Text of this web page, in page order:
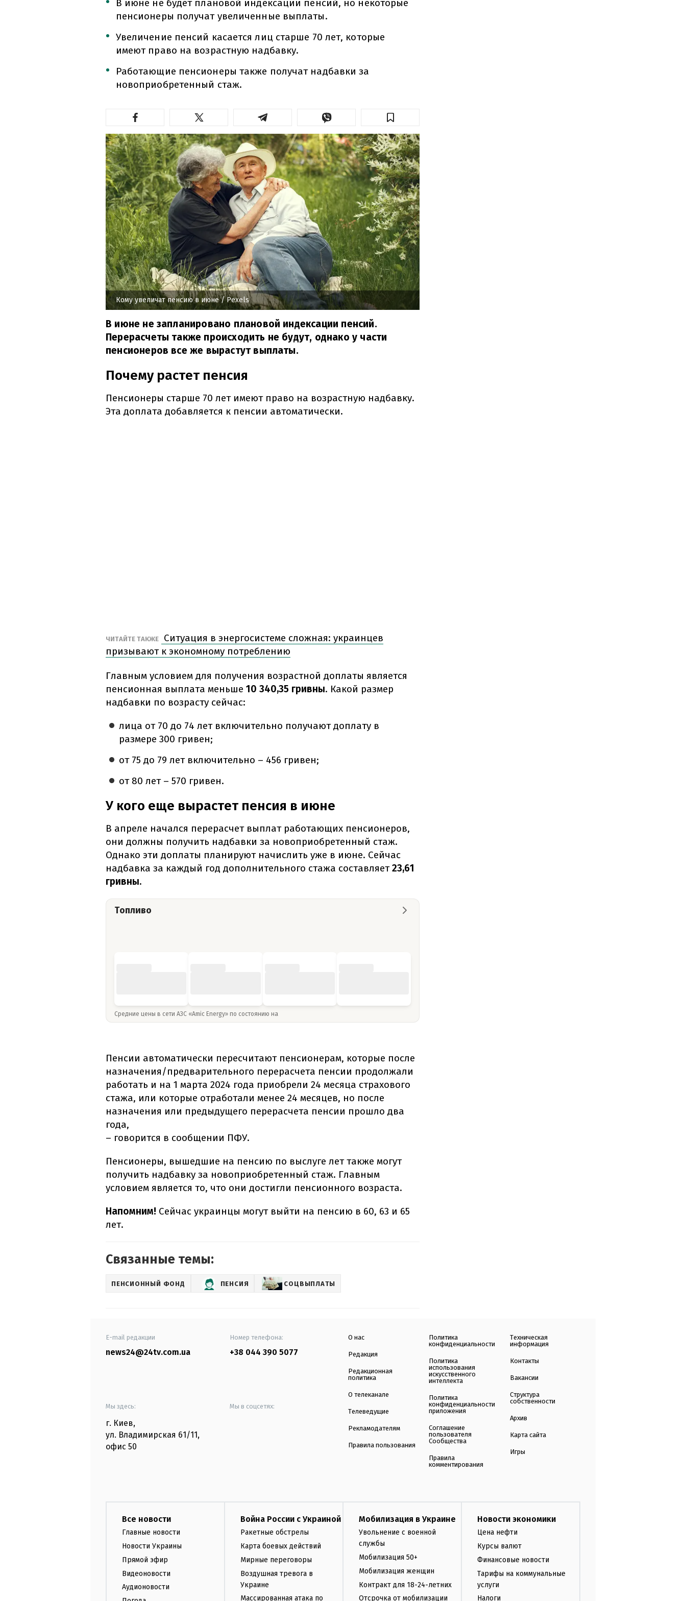
В июне не будет плановой индексации пенсий, но некоторые
пенсионеры получат увеличенные выплаты.
Увеличение пенсий касается лиц старше 70 лет, которые
имеют право на возрастную надбавку.
Работающие пенсионеры также получат надбавки за
новоприобретенный стаж.
Кому увеличат пенсию в июне/ Pexels
В июне не запланировано плановой индексации пенсий.
Перерасчеты также происходить не будут, однако у части
пенсионеров все же вырастут выплаты.
Почему растет пенсия
Пенсионеры старше 70 лет имеют право на возрастную надбавку.
Эта доплата добавляется к пенсии автоматически.
ЧИТАЙТЕ ТАКЖЕ
Ситуация в энергосистеме сложная: украинцев
призывают к экономному потреблению
Главным условием для получения возрастной доплаты является
пенсионная выплата меньше 10 340,35 гривны. Какой размер
надбавки по возрасту сейчас:
лица от 70 до 74 лет включительно получают доплату в
размере 300 гривен;
от 75 до 79 лет включительно – 456 гривен;
от 80 лет – 570 гривен.
У кого еще вырастет пенсия в июне
В апреле начался перерасчет выплат работающих пенсионеров,
они должны получить надбавки за новоприобретенный стаж.
Однако эти доплаты планируют начислить уже в июне. Сейчас
надбавка за каждый год дополнительного стажа составляет23,61
гривны.
Топливо
Средние цены в сети АЗС «Amic Energy» по состоянию на
Пенсии автоматически пересчитают пенсионерам, которые после
назначения/предварительного перерасчета пенсии продолжали
работать и на 1 марта 2024 года приобрели 24 месяца страхового
стажа, или которые отработали менее 24 месяцев, но после
назначения или предыдущего перерасчета пенсии прошло два
года,
– говорится в сообщении ПФУ.
Пенсионеры, вышедшие на пенсию по выслуге лет также могут
получить надбавку за новоприобретенный стаж. Главным
условием является то, что они достигли пенсионного возраста.
Напомним! Сейчас украинцы могут выйти на пенсию в 60, 63 и 65
лет.
Связанные темы:
ПЕНСИОННЫЙ ФОНД ПЕНСИЯ СОЦВЫПЛАТЫ
E-mail редакции
news24@24tv.com.ua
Номер телефона:
+38 044 390 5077
Мы здесь:
г. Киев,
ул. Владимирская 61/11,
офис 50
Мы в соцсетях:
О нас
Редакция
Редакционная
политика
О телеканале
Телеведущие
Рекламодателям
Правила пользования
Политика
конфиденциальности
Политика
использования
искусственного
интеллекта
Политика
конфиденциальности
приложения
Соглашение
пользователя
Сообщества
Правила
комментирования
Техническая
информация
Контакты
Вакансии
Структура
собственности
Архив
Карта сайта
Игры
Все новости
Главные новости
Новости Украины
Прямой эфир
Видеоновости
Аудионовости
Война России с Украиной
Ракетные обстрелы
Карта боевых действий
Мирные переговоры
Воздушная тревога в
Украине
Массированная атака по
Мобилизация в Украине
Увольнение с военной
службы
Мобилизация 50+
Мобилизация женщин
Контракт для 18-24-летних
Отсрочка от мобилизации
Новости экономики
Цена нефти
Курсы валют
Финансовые новости
Тарифы на коммунальные
услуги
Налоги